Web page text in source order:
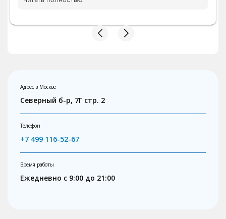
дождать анализы несколько показателей,
лечение с учетом показателей. В клинике с
вниманием относятся, следят за записью.
Адрес в Москве
Северный б-р, 7Г стр. 2
Телефон
+7 499 116-52-67
Время работы
Ежедневно с 9:00 до 21:00